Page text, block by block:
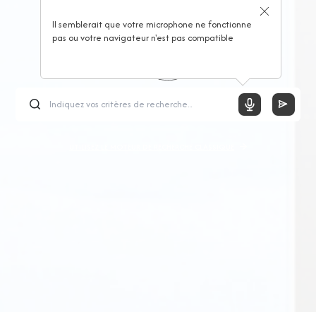
Il semblerait que votre microphone ne fonctionne
pas ou votre navigateur n'est pas compatible